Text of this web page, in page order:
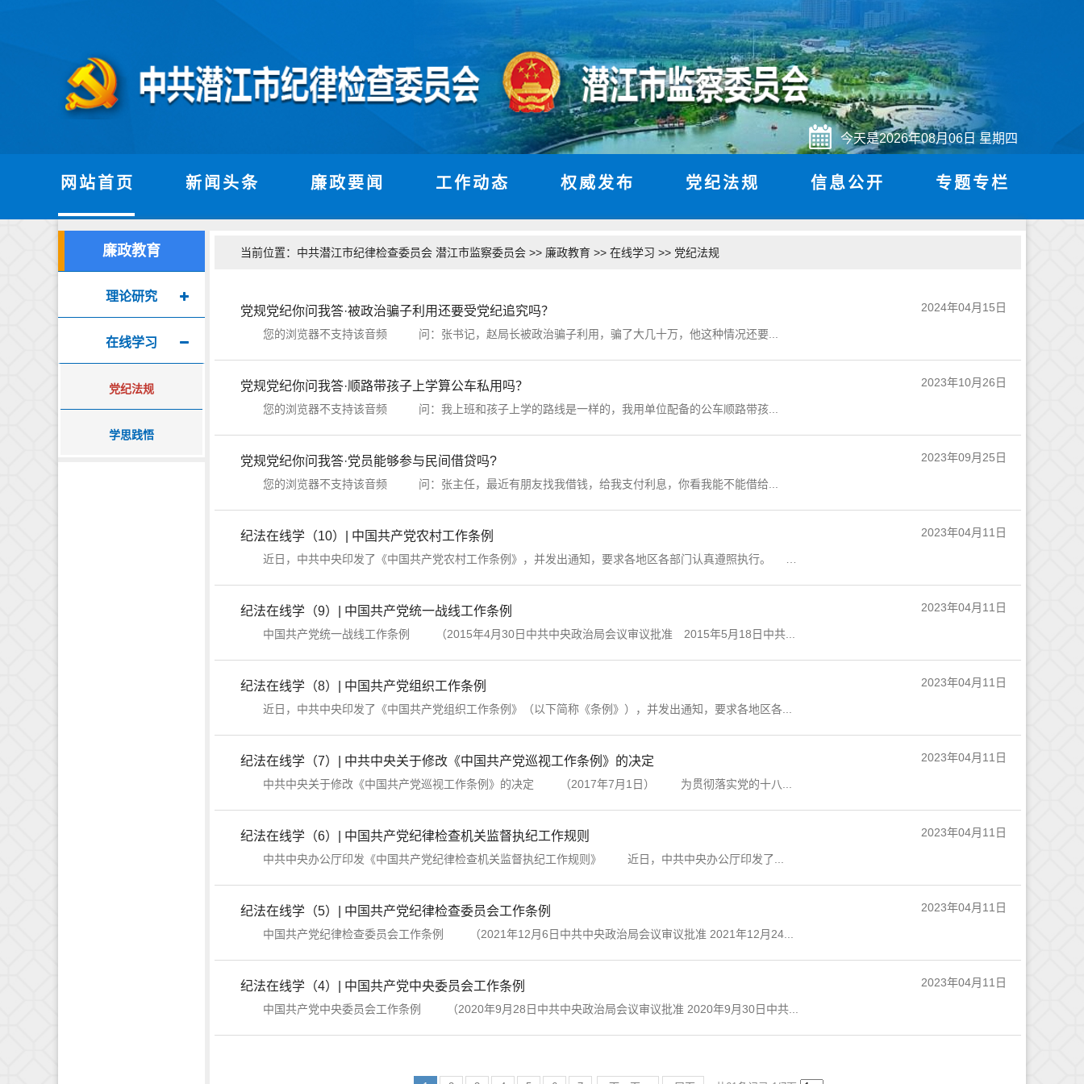
今天是2026年08月06日 星期四
网站首页 新闻头条 廉政要闻 工作动态 权威发布 党纪法规 信息公开 专题专栏
廉政教育
理论研究
在线学习
党纪法规
学思践悟
当前位置： 中共潜江市纪律检查委员会 潜江市监察委员会 >> 廉政教育 >> 在线学习 >> 党纪法规
党规党纪你问我答·被政治骗子利用还要受党纪追究吗？
您的浏览器不支持该音频 问：张书记，赵局长被政治骗子利用，骗了大几十万，他这种情况还要...
2024年04月15日
党规党纪你问我答·顺路带孩子上学算公车私用吗？
您的浏览器不支持该音频 问：我上班和孩子上学的路线是一样的，我用单位配备的公车顺路带孩...
2023年10月26日
党规党纪你问我答·党员能够参与民间借贷吗?
您的浏览器不支持该音频 问：张主任，最近有朋友找我借钱，给我支付利息，你看我能不能借给...
2023年09月25日
纪法在线学（10）| 中国共产党农村工作条例 2023年04月11日
纪法在线学（9）| 中国共产党统一战线工作条例
中国共产党统一战线工作条例 （2015年4月30日中共中央政治局会议审议批准 2015年5月18日中共...
2023年04月11日
纪法在线学（8）| 中国共产党组织工作条例
近日，中共中央印发了《中国共产党组织工作条例》（以下简称《条例》），并发出通知，要求各地区各...
2023年04月11日
纪法在线学（7）| 中共中央关于修改《中国共产党巡视工作条例》的决定
中共中央关于修改《中国共产党巡视工作条例》的决定 （2017年7月1日） 为贯彻落实党的十八...
2023年04月11日
纪法在线学（6）| 中国共产党纪律检查机关监督执纪工作规则
中共中央办公厅印发《中国共产党纪律检查机关监督执纪工作规则》 近日，中共中央办公厅印发了...
2023年04月11日
纪法在线学（5）| 中国共产党纪律检查委员会工作条例
中国共产党纪律检查委员会工作条例 （2021年12月6日中共中央政治局会议审议批准 2021年12月24...
2023年04月11日
纪法在线学（4）| 中国共产党中央委员会工作条例
中国共产党中央委员会工作条例 （2020年9月28日中共中央政治局会议审议批准 2020年9月30日中共...
2023年04月11日